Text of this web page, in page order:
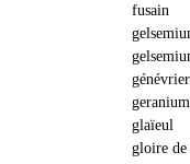
fusain
génévrier
geranium
glaïeul
gloire de